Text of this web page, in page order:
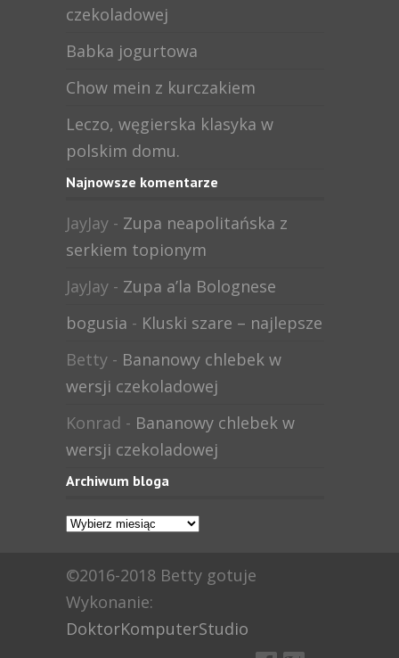
czekoladowej
Babka jogurtowa
Chow mein z kurczakiem
Leczo, węgierska klasyka w
polskim domu.
Najnowsze komentarze
JayJay - Zupa neapolitańska z
serkiem topionym
JayJay - Zupa a’la Bolognese
bogusia - Kluski szare – najlepsze
Betty - Bananowy chlebek w
wersji czekoladowej
Konrad - Bananowy chlebek w
wersji czekoladowej
Archiwum bloga
Archiwum
©2016-2018 Betty gotuje
Wykonanie:
DoktorKomputerStudio